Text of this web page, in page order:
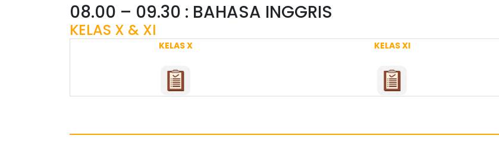
08.00 – 09.30 : BAHASA INGGRIS
KELAS X & XI
KELAS X KELAS XI